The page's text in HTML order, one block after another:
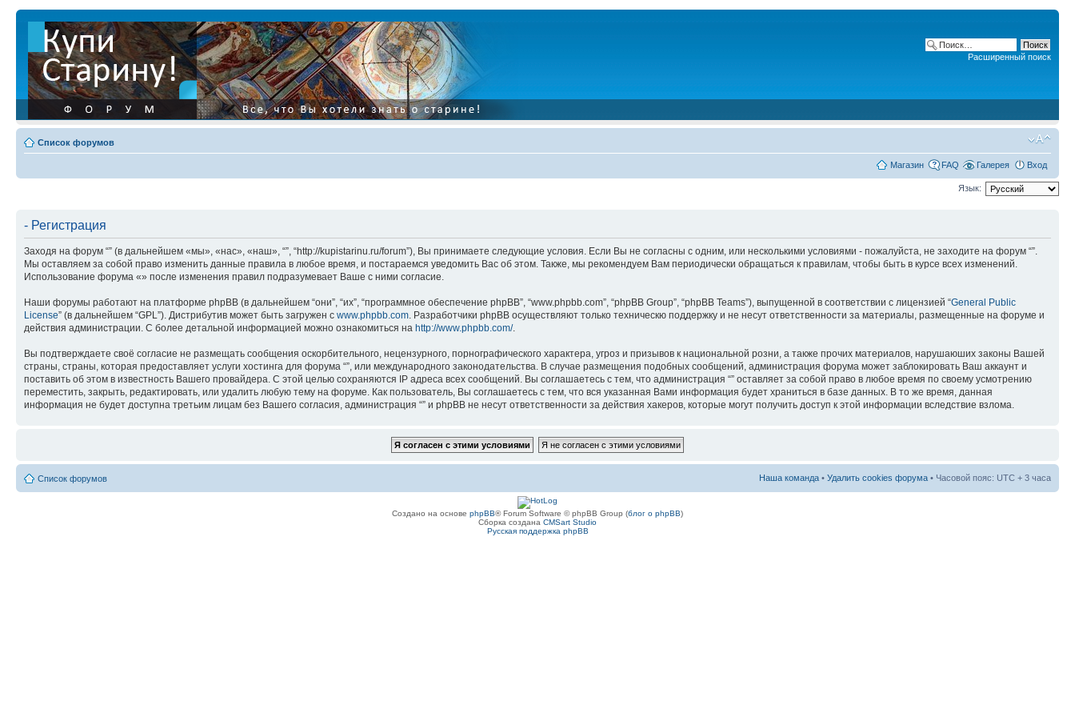
Расширенный поиск
Список форумов
Магазин FAQ Галерея Вход
Язык:
- Регистрация
Заходя на форум “” (в дальнейшем «мы», «нас», «наш», “”, “http://kupistarinu.ru/forum”), Вы принимаете следующие условия. Если Вы не согласны с одним, или несколькими условиями - пожалуйста, не заходите на форум “”.
Мы оставляем за собой право изменить данные правила в любое время, и постараемся уведомить Вас об этом. Также, мы рекомендуем Вам периодически обращаться к правилам, чтобы быть в курсе всех изменений.
Использование форума «» после изменения правил подразумевает Ваше с ними согласие.
Наши форумы работают на платформе phpBB (в дальнейшем “они”, “их”, “программное обеспечение phpBB”, “www.phpbb.com”, “phpBB Group”, “phpBB Teams”), выпущенной в соответствии с лицензией “General Public
License” (в дальнейшем “GPL”). Дистрибутив может быть загружен с www.phpbb.com . Разработчики phpBB осуществляют только техническю поддержку и не несут ответственности за материалы, размещенные на форуме и
действия администрации. С более детальной информацией можно ознакомиться на http://www.phpbb.com/.
Вы подтверждаете своё согласие не размещать сообщения оскорбительного, нецензурного, порнографического характера, угроз и призывов к национальной розни, а также прочих материалов, нарушаюших законы Вашей
страны, страны, которая предоставляет услуги хостинга для форума “”, или международного законодательства. В случае размещения подобных сообщений, администрация форума может заблокировать Ваш аккаунт и
поставить об этом в известность Вашего провайдера. С этой целью сохраняются IP адреса всех сообщений. Вы соглашаетесь с тем, что администрация “” оставляет за собой право в любое время по своему усмотрению
переместить, закрыть, редактировать, или удалить любую тему на форуме. Как пользователь, Вы соглашаетесь с тем, что вся указанная Вами информация будет храниться в базе данных. В то же время, данная
информация не будет доступна третьим лицам без Вашего согласия, администрация “” и phpBB не несут ответственности за действия хакеров, которые могут получить доступ к этой информации вследствие взлома.
Список форумов Наша команда • Удалить cookies форума • Часовой пояс: UTC + 3 часа
Создано на основе phpBB® Forum Software © phpBB Group (блог о phpBB)
Сборка создана CMSart Studio
Русская поддержка phpBB